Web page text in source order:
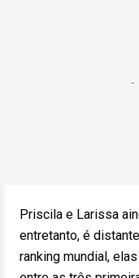
Priscila e Larissa
entretanto, é
ranking mundial,